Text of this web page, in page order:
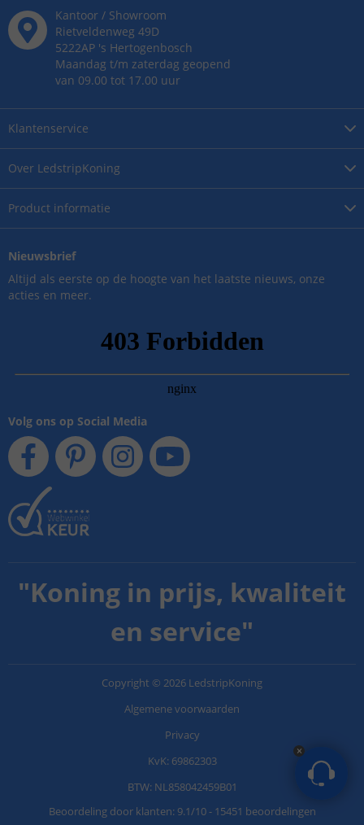
Over LedstripKoning
Product informatie
Klantenservice
Kantoor / Showroom
Rietveldenweg 49D
5222AP 's Hertogenbosch
Maandag t/m zaterdag geopend
van 09.00 tot 17.00 uur
Nieuwsbrief
Altijd als eerste op de hoogte van het laatste nieuws, onze
acties en meer.
Volg ons op Social Media
"Koning in prijs, kwaliteit
en service"
Copyright © 2026 LedstripKoning
Algemene voorwaarden
Privacy
KvK: 69862303
BTW: NL858042459B01
Beoordeling door klanten: 9.1/10- 15451 beoordelingen